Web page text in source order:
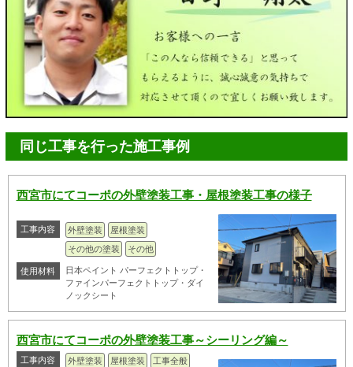
同じ工事を行った施工事例
西宮市にてコーポの外壁塗装工事・屋根塗装工事の様子
工事内容 外壁塗装
屋根塗装
その他の塗装
その他
使用材料
日本ペイント パーフェクトトップ・
ファインパーフェクトトップ・ダイ
ノックシート
西宮市にてコーポの外壁塗装工事～シーリング編～
工事内容 外壁塗装 屋根塗装
工事全般